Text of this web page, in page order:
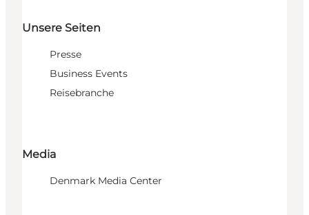
Unsere Seiten
Presse
Business Events
Reisebranche
Media
Denmark Media Center